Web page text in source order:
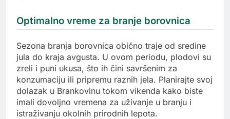
Optimalno vreme za branje borovnica
Sezona branja borovnica obično traje od sredine
jula do kraja avgusta. U ovom periodu, plodovi su
zreli i puni ukusa, što ih čini savršenim za
konzumaciju ili pripremu raznih jela. Planirajte svoj
dolazak u Brankovinu tokom vikenda kako biste
imali dovoljno vremena za uživanje u branju i
istraživanju okolnih prirodnih lepota.